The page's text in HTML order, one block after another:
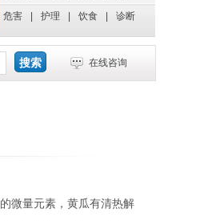
危害 护理 饮食 诊断
在线咨询
微量元素，黄瓜有清热解